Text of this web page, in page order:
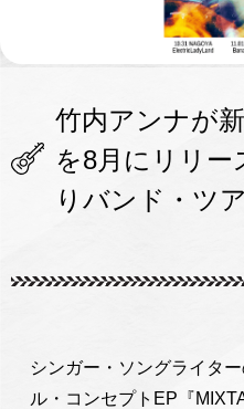
竹内アンナが
を8月にリリ
りバンド・ツ
シンガー・ソングライタ
ル・コンセプトEP『